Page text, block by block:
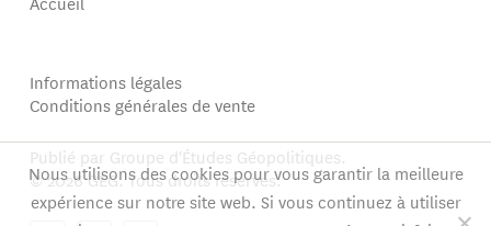
Informations légales
Conditions générales de vente
Publié par Groupe d'Études Géopolitiques.
© 2026 GEG. Tous droits réservés.
Nous utilisons des cookies pour vous garantir la meilleure
expérience sur notre site web. Si vous continuez à utiliser